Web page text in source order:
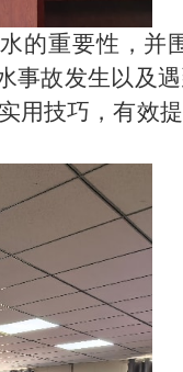
的重要性，并
事故发生以及
用技巧，有效